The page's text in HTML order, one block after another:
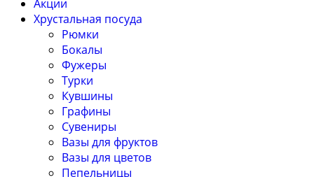
Акции
Хрустальная посуда
Рюмки
Бокалы
Фужеры
Турки
Кувшины
Графины
Сувениры
Вазы для фруктов
Вазы для цветов
Пепельницы